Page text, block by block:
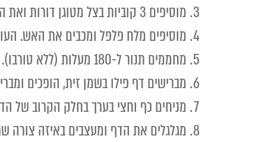
מוסיפים 3 קוביות בצל מטוגן דורות ואת הגמבה הקצוצה ומטגנים 2 דקות נוספות.
מוסיפים מלח פלפל ומכבים את האש.
מחממים תנור ל-180 מעלות (ללא טורבו).
מברישים דף פילו בשמן זית, הופכים
מניחים כף וחצי בערך בחלק הקרוב של
מגלגלים את הדף ומעצבים באיזה צורה